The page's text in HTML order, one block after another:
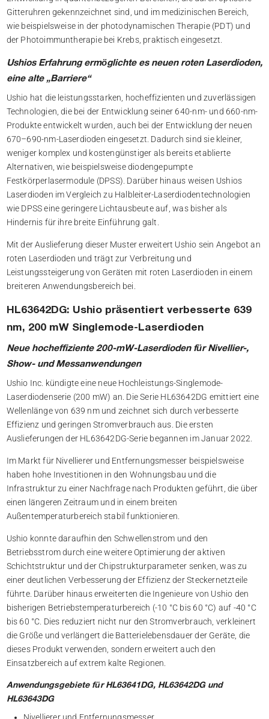
Gitteruhren gekennzeichnet sind, und im medizinischen Bereich,
wie beispielsweise in der photodynamischen Therapie (PDT) und
der Photoimmuntherapie bei Krebs, praktisch eingesetzt.
Ushios Erfahrung ermöglichte es neuen roten Laserdioden,
eine alte „Barriere“
Ushio hat die leistungsstarken, hocheffizienten und zuverlässigen
Technologien, die bei der Entwicklung seiner 640-nm- und 660-nm-
Produkte entwickelt wurden, auch bei der Entwicklung der neuen
670–690-nm-Laserdioden eingesetzt. Dadurch sind sie kleiner,
weniger komplex und kostengünstiger als bereits etablierte
Alternativen, wie beispielsweise diodengepumpte
Festkörperlasermodule (DPSS). Darüber hinaus weisen Ushios
Laserdioden im Vergleich zu Halbleiter-Laserdiodentechnologien
wie DPSS eine geringere Lichtausbeute auf, was bisher als
Hindernis für ihre breite Einführung galt.
Mit der Auslieferung dieser Muster erweitert Ushio sein Angebot an
roten Laserdioden und trägt zur Verbreitung und
Leistungssteigerung von Geräten mit roten Laserdioden in einem
breiteren Anwendungsbereich bei.
HL63642DG: Ushio präsentiert verbesserte 639
nm, 200 mW Singlemode-Laserdioden
Neue hocheffiziente 200-mW-Laserdioden für Nivellier-,
Show- und Messanwendungen
Ushio Inc. kündigte eine neue Hochleistungs-Singlemode-
Laserdiodenserie (200 mW) an. Die Serie HL63642DG emittiert eine
Wellenlänge von 639 nm und zeichnet sich durch verbesserte
Effizienz und geringen Stromverbrauch aus. Die ersten
Auslieferungen der HL63642DG-Serie begannen im Januar 2022.
Im Markt für Nivellierer und Entfernungsmesser beispielsweise
haben hohe Investitionen in den Wohnungsbau und die
Infrastruktur zu einer Nachfrage nach Produkten geführt, die über
einen längeren Zeitraum und in einem breiten
Außentemperaturbereich stabil funktionieren.
Ushio konnte daraufhin den Schwellenstrom und den
Betriebsstrom durch eine weitere Optimierung der aktiven
Schichtstruktur und der Chipstrukturparameter senken, was zu
einer deutlichen Verbesserung der Effizienz der Steckernetzteile
führte. Darüber hinaus erweiterten die Ingenieure von Ushio den
bisherigen Betriebstemperaturbereich (-10 °C bis 60 °C) auf -40 °C
bis 60 °C. Dies reduziert nicht nur den Stromverbrauch, verkleinert
die Größe und verlängert die Batterielebensdauer der Geräte, die
dieses Produkt verwenden, sondern erweitert auch den
Einsatzbereich auf extrem kalte Regionen.
Anwendungsgebiete für HL63641DG, HL63642DG und
HL63643DG